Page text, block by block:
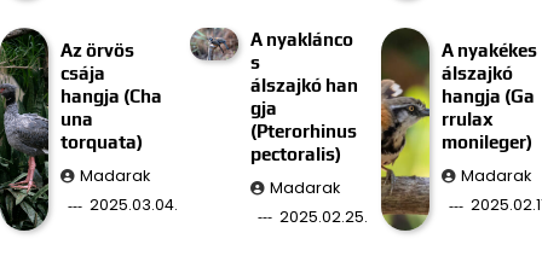
Az örvös
csája
hangja (Cha
una
torquata)
Madarak
2025.03.04.
A nyaklánco
s
álszajkó han
gja
(Pterorhinus
pectoralis)
Madarak
2025.02.25.
A nyakékes
álszajkó
hangja (Ga
rrulax
monileger)
Madarak